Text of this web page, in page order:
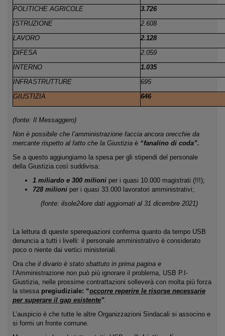
POLITICHE AGRICOLE
3.726
ISTRUZIONE
2.608
LAVORO
2.128
DIFESA
2.059
INTERNO
1.035
INFRASTRUTTURE
695
GIUSTIZIA
646
(fonte: Il Messaggero)
Non è possibile che l’amministrazione faccia ancora orecchie da
mercante rispetto al fatto che la Giustizia è “fanalino di coda”.
Se a questo aggiungiamo la spesa per gli stipendi del personale
della Giustizia così suddivisa:
1 miliardo e 300 milioni per i quasi 10.000 magistrati (!!!);
728 milioni per i quasi 33.000 lavoratori amministrativi;
(fonte: ilsole24ore dati aggiornati al 31 dicembre 2021)
La lettura di queste sperequazioni conferma quanto da tempo USB
denuncia a tutti i livelli: il personale amministrativo è considerato
poco o niente dai vertici ministeriali.
Ora che il divario è stato sbattuto in prima pagina e
l’Amministrazione non può più ignorare il problema, USB P.I-
Giustizia, nelle prossime contrattazioni solleverà con molta più forza
la stessa pregiudiziale: “occorre reperire le risorse necessarie
per superare il gap esistente”.
L’auspicio è che tutte le altre Organizzazioni Sindacali si associno e
si formi un fronte comune.